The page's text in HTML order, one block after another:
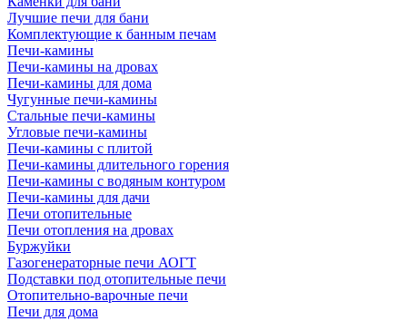
Лучшие печи для бани
Комплектующие к банным печам
Печи-камины
Печи-камины на дровах
Печи-камины для дома
Чугунные печи-камины
Стальные печи-камины
Угловые печи-камины
Печи-камины с плитой
Печи-камины длительного горения
Печи-камины с водяным контуром
Печи-камины для дачи
Печи отопительные
Печи отопления на дровах
Буржуйки
Газогенераторные печи АОГТ
Подставки под отопительные печи
Отопительно-варочные печи
Печи для дома